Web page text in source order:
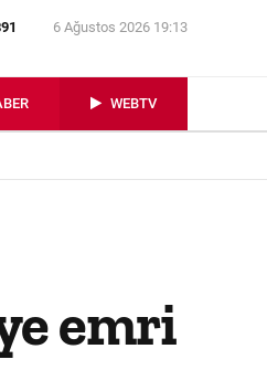
6 Ağustos 2026 19:13
WEBTV
emri